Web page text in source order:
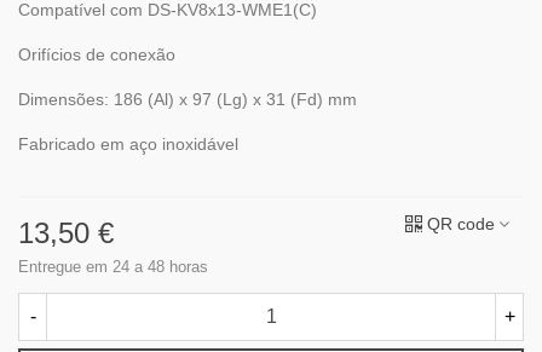
Compatível com DS-KV8x13-WME1(C)
Orifícios de conexão
Dimensões: 186 (Al) x 97 (Lg) x 31 (Fd) mm
Fabricado em aço inoxidável
13,50 €
Entregue em 24 a 48 horas
QR code
- +